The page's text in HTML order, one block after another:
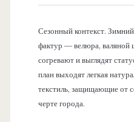
Сезонный контекст.
фактур — велюра, валяной
согревают и выглядят
план выходят легкая
текстиль, защищающие от
черте города.